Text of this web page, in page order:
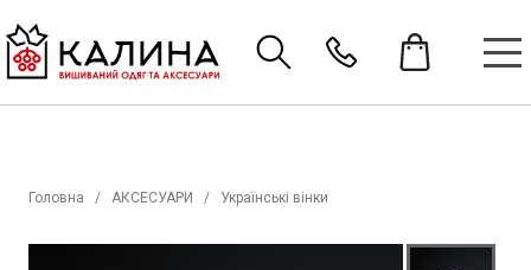
Головна АКСЕСУАРИ Українські вінки